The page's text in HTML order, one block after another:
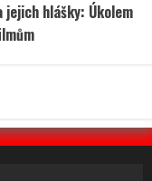
hlášky: Úkolem